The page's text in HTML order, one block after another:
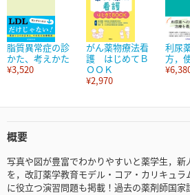
脂質異常症の診
かた、考えかた
¥3,520
がん薬物療法看
護 はじめてＢ
ＯＯＫ
¥2,970
利尿
方，
概要
写真や図が豊富でわかりやすいと薬学生，
を，改訂薬学教育モデル・コア・カリキュ
に役立つ演習問題も掲載！過去の薬剤師国